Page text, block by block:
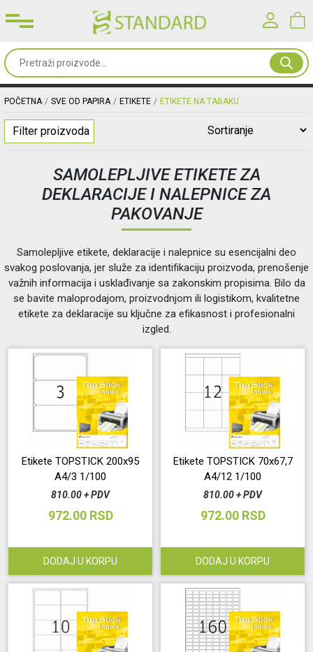
Sve
od
papira
Kancelarijski
Toneri
Oprema
nameštaj
Održavanje
Akcija
Registracija
korisnika
Korisničko ime*
PRIJAVA
POČETNA SVE OD PAPIRA ETIKETE ETIKETE NA TABAKU
Filter proizvoda
SAMOLEPLJIVE ETIKETE ZA
DEKLARACIJE I NALEPNICE ZA
PAKOVANJE
Samolepljive etikete, deklaracije i nalepnice su esencijalni deo
svakog poslovanja, jer služe za identifikaciju proizvoda, prenošenje
važnih informacija i usklađivanje sa zakonskim propisima. Bilo da
se bavite maloprodajom, proizvodnjom ili logistikom, kvalitetne
etikete za deklaracije su ključne za efikasnost i profesionalni
izgled.
Etikete TOPSTICK 200x95
A4/3 1/100
810.00 + PDV
972.00 RSD
DODAJ U KORPU
Etikete TOPSTICK 70x67,7
A4/12 1/100
810.00 + PDV
972.00 RSD
DODAJ U KORPU